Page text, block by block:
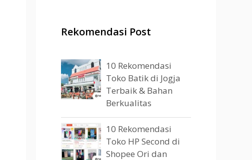
Rekomendasi Post
10 Rekomendasi
Toko Batik di Jogja
Terbaik & Bahan
Berkualitas
10 Rekomendasi
Toko HP Second di
Shopee Ori dan